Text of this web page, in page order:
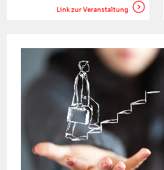
Link zur Veranstaltung